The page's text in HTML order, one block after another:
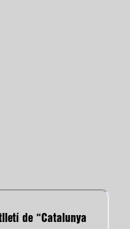
de “Catalunya